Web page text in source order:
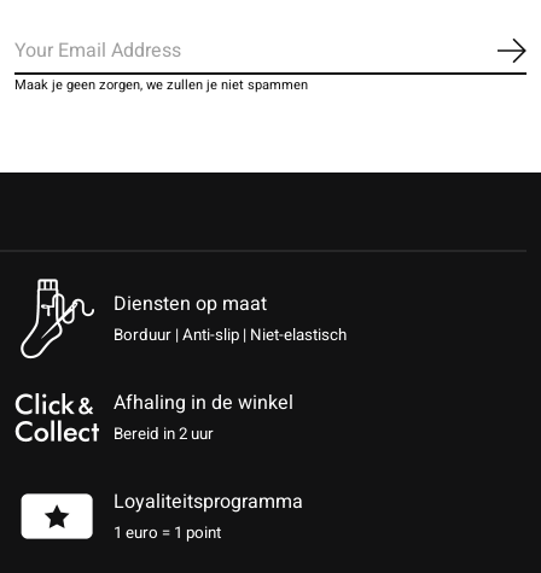
Maak je geen zorgen, we zullen je niet spammen
Diensten op maat
Borduur | Anti-slip | Niet-elastisch
Afhaling in de winkel
Bereid in 2 uur
Loyaliteitsprogramma
1 euro = 1 point